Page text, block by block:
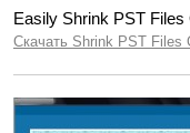
Easily Shrink PST Files
Скачать Shrink PST Files